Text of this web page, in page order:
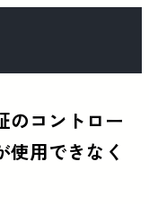
のコントロー
使用できなく